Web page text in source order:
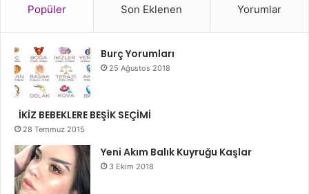
Popüler Son Eklenen Yorumlar
Burç Yorumları
25 Ağustos 2018
İKİZ BEBEKLERE BEŞİK SEÇİMİ
28 Temmuz 2015
Yeni Akım Balık Kuyruğu Kaşlar
3 Ekim 2018